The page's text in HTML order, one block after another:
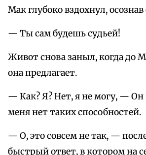
Мак глубоко вздохнул, осознав
— Ты сам будешь судьей!
Живот снова заныл, когда до
она предлагает.
— Как? Я? Нет, я не могу, —
меня нет таких способностей.
— О, это совсем не так, —
быстрый ответ, в котором на